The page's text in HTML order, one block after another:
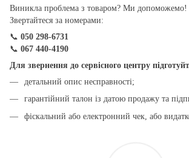
Виникла проблема з товаром? Ми допоможемо!
Звертайтеся за номерами:
📞 050 298-6731
📞 067 440-4190
Для звернення до сервісного центру
детальний опис несправності;
гарантійний талон із датою продажу та
фіскальний або електронний чек, або